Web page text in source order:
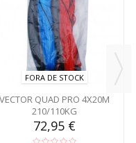
FORA DE STOCK
VECTOR QUAD PRO 4X20M
210/110KG
72,95 €